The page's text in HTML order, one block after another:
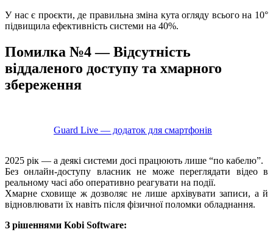
У нас є проєкти, де правильна зміна кута огляду всього на 10°
підвищила ефективність системи на 40%.
Помилка №4 — Відсутність
віддаленого доступу та хмарного
збереження
Guard Live — додаток для смартфонів
2025 рік — а деякі системи досі працюють лише “по кабелю”.
Без онлайн-доступу власник не може переглядати відео в
реальному часі або оперативно реагувати на події.
Хмарне сховище ж дозволяє не лише архівувати записи, а й
відновлювати їх навіть після фізичної поломки обладнання.
З рішеннями Kobi Software: